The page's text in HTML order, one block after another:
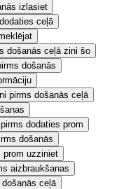
izlasiet
ceļā
došanās ceļā zini šo
došanās
pirms došanās ceļā
dodaties prom
došanās
prom uzziniet
aizbraukšanas
ceļā